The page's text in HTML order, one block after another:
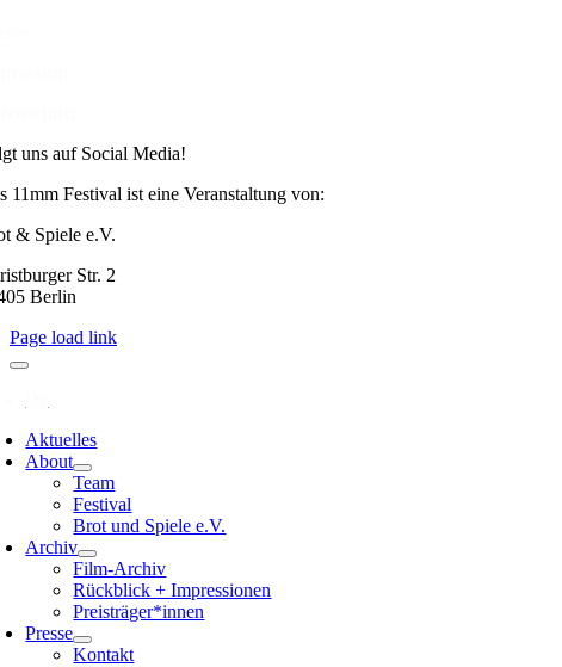
uns auf Social Media!
11mm Festival ist eine Veranstaltung von:
& Spiele e.V.
Str. 2
Berlin
Page load link
Aktuelles
About
Team
Festival
Brot und Spiele e.V.
Archiv
Film-Archiv
Rückblick + Impressionen
Preisträger*innen
Presse
Kontakt